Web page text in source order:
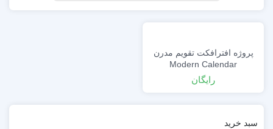
پروژه افترافکت تقویم مدرن
Modern Calendar
رایگان
سبد خرید